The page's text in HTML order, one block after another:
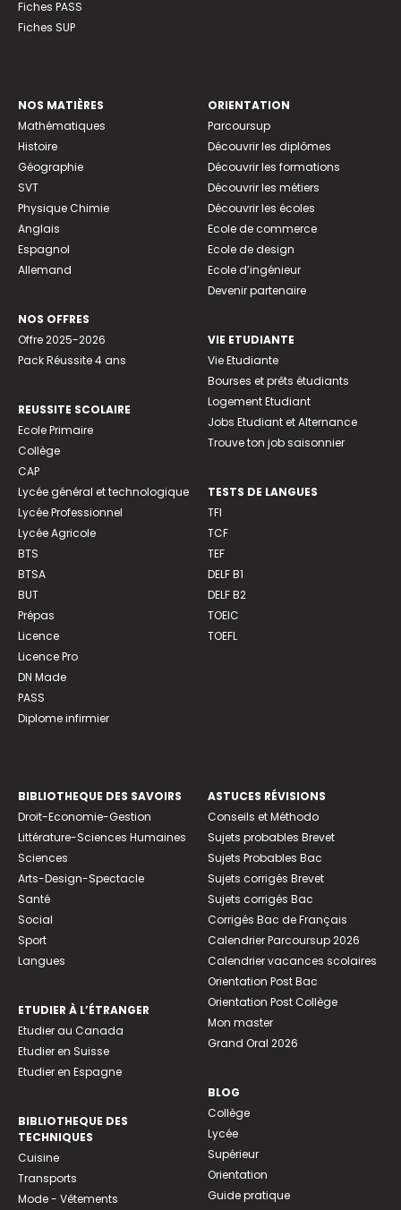
Fiches PASS
Fiches SUP
NOS MATIÈRES
Mathématiques
Histoire
Géographie
SVT
Physique Chimie
Anglais
Espagnol
Allemand
NOS OFFRES
Offre 2025-2026
Pack Réussite 4 ans
REUSSITE SCOLAIRE
Ecole Primaire
Collège
CAP
Lycée général et technologique
Lycée Professionnel
Lycée Agricole
BTS
BTSA
BUT
Prépas
Licence
Licence Pro
DN Made
PASS
Diplome infirmier
ORIENTATION
Parcoursup
Découvrir les diplômes
Découvrir les formations
Découvrir les métiers
Découvrir les écoles
Ecole de commerce
Ecole de design
Ecole d’ingénieur
Devenir partenaire
VIE ETUDIANTE
Vie Etudiante
Bourses et prêts étudiants
Logement Etudiant
Jobs Etudiant et Alternance
Trouve ton job saisonnier
TESTS DE LANGUES
TFI
TCF
TEF
DELF B1
DELF B2
TOEIC
TOEFL
BIBLIOTHEQUE DES SAVOIRS
Droit-Economie-Gestion
Littérature-Sciences Humaines
Sciences
Arts-Design-Spectacle
Santé
Social
Sport
Langues
ETUDIER À L’ÉTRANGER
Etudier au Canada
Etudier en Suisse
Etudier en Espagne
BIBLIOTHEQUE DES
TECHNIQUES
Cuisine
Transports
Mode - Vêtements
ASTUCES RÉVISIONS
Conseils et Méthodo
Sujets probables Brevet
Sujets Probables Bac
Sujets corrigés Brevet
Sujets corrigés Bac
Corrigés Bac de Français
Calendrier Parcoursup 2026
Calendrier vacances scolaires
Orientation Post Bac
Orientation Post Collège
Mon master
Grand Oral 2026
BLOG
Collège
Lycée
Supérieur
Orientation
Guide pratique